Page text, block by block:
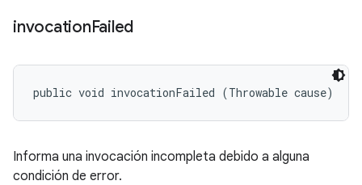
invocationFailed
public void invocationFailed (Throwable cause)
Informa una invocación incompleta debido a alguna
condición de error.